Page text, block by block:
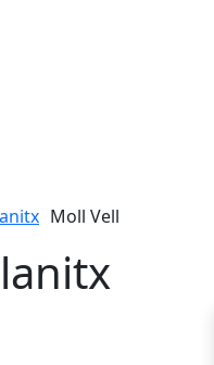
Moll Vell